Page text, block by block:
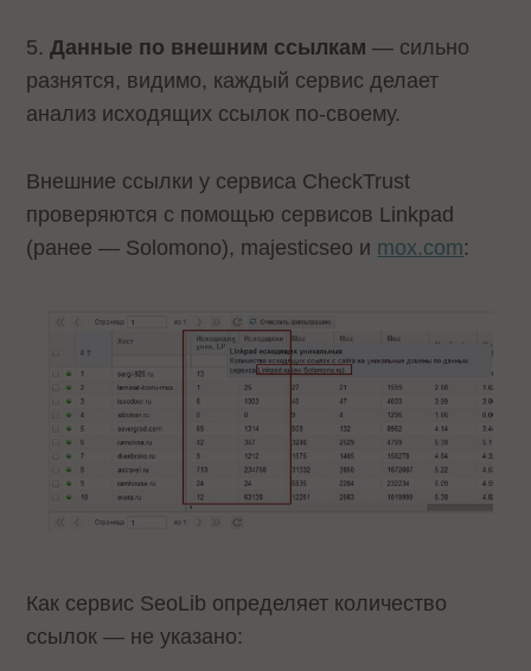
5.Данные по внешним ссылкам — сильно
разнятся, видимо, каждый сервис делает
анализ исходящих ссылок по-своему.
Внешние ссылки у сервиса CheckTrust
проверяются с помощью сервисов Linkpad
(ранее — Solomono), majesticseo и mox.com:
Как сервис SeoLib определяет количество
ссылок — не указано: